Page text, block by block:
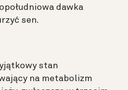
dawka
sen.
stan
na metabolizm